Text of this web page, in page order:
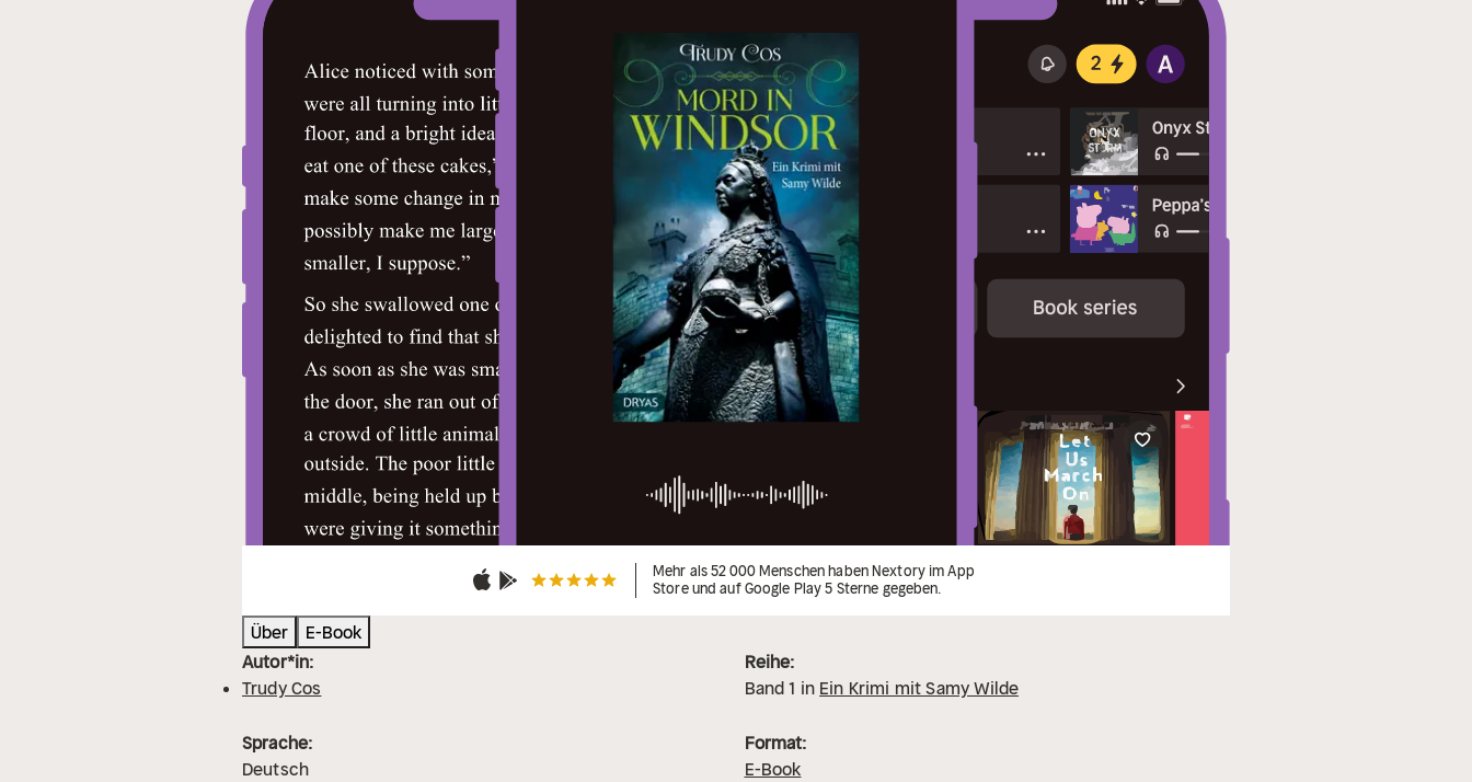
Mehr als 52 000 Menschen haben Nextory im App
Store und auf Google Play 5 Sterne gegeben.
Über
E-Book
Autor*in:
Trudy Cos
Reihe:
Band1 in Ein Krimi mit Samy Wilde
Sprache:
Deutsch
Format:
E-Book